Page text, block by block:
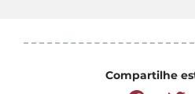
Compartilhe